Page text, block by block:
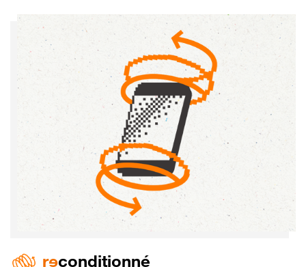
reconditionné